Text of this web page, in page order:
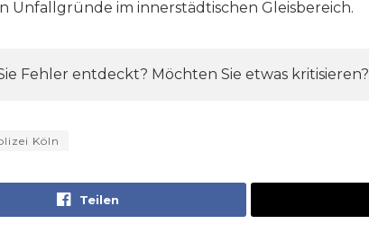
Unfallgründe im innerstädtischen Gleisbereich.
Fehler entdeckt? Möchten Sie etwas kritisieren?
Köln
Teilen